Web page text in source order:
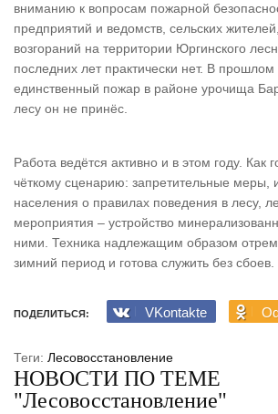
вниманию к вопросам пожарной
предприятий и ведомств, сельских
возгораний на территории Юргинского
последних лет практически нет. В
единственный пожар в районе урочища
лесу он не принёс.
Работа ведётся активно и в этом году. Как
чёткому сценарию: запретительные меры,
населения о правилах поведения в лесу,
мероприятия – устройство
ними. Техника надлежащим образом
зимний период и готова служить без сбоев.
ПОДЕЛИТЬСЯ: VKontakte
Теги: Лесовосстановление
НОВОСТИ ПО ТЕМЕ
"Лесовосстановление"